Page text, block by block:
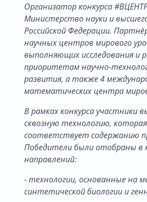
Организатор конкурса
Министерство науки и
Российской Федерации.
научных центров мирового
выполняющих исследования и
приоритетам научно-
развития, а также 4
математических центра
В рамках конкурса участники
сквозную технологию,
соответствует содержанию
Победители были отобраны в
направлений:
- технологии, основанные на
синтетической биологии и